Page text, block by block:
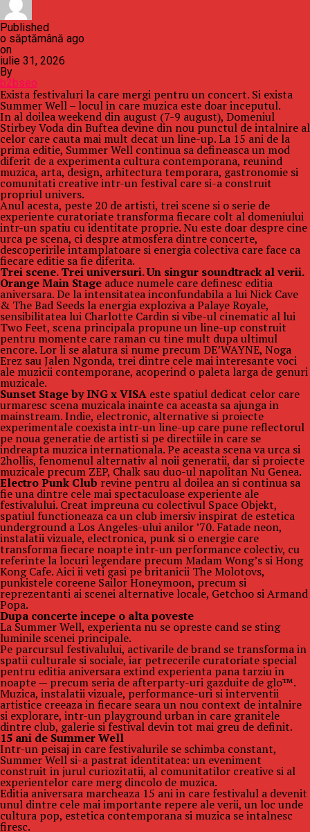
Published
o săptămână ago
on
iulie 31, 2026
By
b2bseo
Exista festivaluri la care mergi pentru un concert. Si exista
Summer Well – locul in care muzica este doar inceputul.
In al doilea weekend din august (7-9 august), Domeniul
Stirbey Voda din Buftea devine din nou punctul de intalnire al
celor care cauta mai mult decat un line-up. La 15 ani de la
prima editie, Summer Well continua sa defineasca un mod
diferit de a experimenta cultura contemporana, reunind
muzica, arta, design, arhitectura temporara, gastronomie si
comunitati creative intr-un festival care si-a construit
propriul univers.
Anul acesta, peste 20 de artisti, trei scene si o serie de
experiente curatoriate transforma fiecare colt al domeniului
intr-un spatiu cu identitate proprie. Nu este doar despre cine
urca pe scena, ci despre atmosfera dintre concerte,
descoperirile intamplatoare si energia colectiva care face ca
fiecare editie sa fie diferita.
Trei scene. Trei universuri. Un singur soundtrack al verii.
Orange Main Stage aduce numele care definesc editia
aniversara. De la intensitatea inconfundabila a lui Nick Cave
& The Bad Seeds la energia exploziva a Palaye Royale,
sensibilitatea lui Charlotte Cardin si vibe-ul cinematic al lui
Two Feet, scena principala propune un line-up construit
pentru momente care raman cu tine mult dupa ultimul
encore. Lor li se alatura si nume precum DE’WAYNE, Noga
Erez sau Jalen Ngonda, trei dintre cele mai interesante voci
ale muzicii contemporane, acoperind o paleta larga de genuri
muzicale.
Sunset Stage by ING x VISA este spatiul dedicat celor care
urmaresc scena muzicala inainte ca aceasta sa ajunga in
mainstream. Indie, electronic, alternative si proiecte
experimentale coexista intr-un line-up care pune reflectorul
pe noua generatie de artisti si pe directiile in care se
indreapta muzica internationala. Pe aceasta scena va urca si
2hollis, fenomenul alternativ al noii generatii, dar si proiecte
muzicale precum ZEP, Chalk sau duo-ul napolitan Nu Genea.
Electro Punk Club revine pentru al doilea an si continua sa
fie una dintre cele mai spectaculoase experiente ale
festivalului. Creat impreuna cu colectivul Space Objekt,
spatiul functioneaza ca un club imersiv inspirat de estetica
underground a Los Angeles-ului anilor ’70. Fatade neon,
instalatii vizuale, electronica, punk si o energie care
transforma fiecare noapte intr-un performance colectiv, cu
referinte la locuri legendare precum Madam Wong’s si Hong
Kong Cafe. Aici ii veti gasi pe britanicii The Molotovs,
punkistele coreene Sailor Honeymoon, precum si
reprezentanti ai scenei alternative locale, Getchoo si Armand
Popa.
Dupa concerte incepe o alta poveste
La Summer Well, experienta nu se opreste cand se sting
luminile scenei principale.
Pe parcursul festivalului, activarile de brand se transforma in
spatii culturale si sociale, iar petrecerile curatoriate special
pentru editia aniversara extind experienta pana tarziu in
noapte — precum seria de afterparty-uri gazduite de glo™.
Muzica, instalatii vizuale, performance-uri si interventii
artistice creeaza in fiecare seara un nou context de intalnire
si explorare, intr-un playground urban in care granitele
dintre club, galerie si festival devin tot mai greu de definit.
15 ani de Summer Well
Intr-un peisaj in care festivalurile se schimba constant,
Summer Well si-a pastrat identitatea: un eveniment
construit in jurul curiozitatii, al comunitatilor creative si al
experientelor care merg dincolo de muzica.
Editia aniversara marcheaza 15 ani in care festivalul a devenit
unul dintre cele mai importante repere ale verii, un loc unde
cultura pop, estetica contemporana si muzica se intalnesc
firesc.